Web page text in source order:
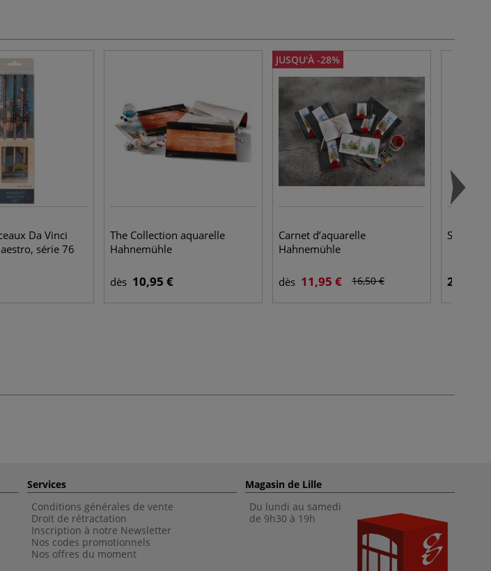
Da Vinci
série 76
The Collection aquarelle
Hahnemühle
dès 10,95 €
JUSQU'À -28%
Carnet d’aquarelle
Hahnemühle
dès 11,95 € 16,50 €
Savon
20,95 €
Services
Conditions générales de vente
Droit de rétractation
Inscription à notre Newsletter
Nos codes promotionnels
Nos offres du moment
Magasin de Lille
Du lundi au samedi
de 9h30 à 19h